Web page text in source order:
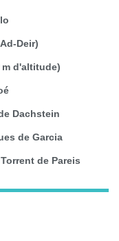
Deir)
m d'altitude)
Dachstein
de Garcia
de Pareis